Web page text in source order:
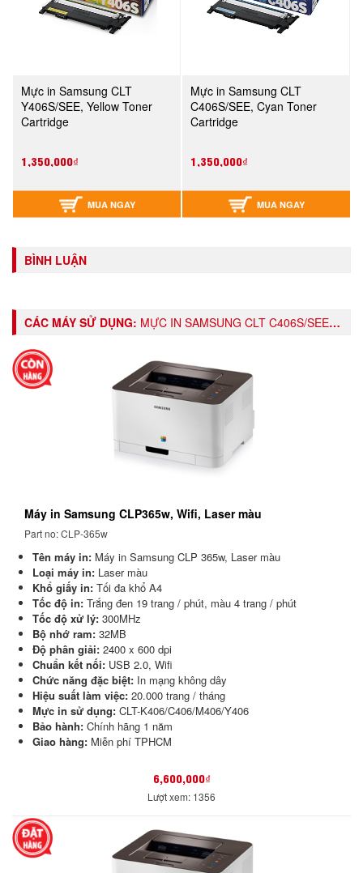
Mực in Samsung CLT
Y406S/SEE, Yellow Toner
Cartridge
1,350,000₫
MUA NGAY
Mực in Samsung CLT
C406S/SEE, Cyan Toner
Cartridge
1,350,000₫
MUA NGAY
BÌNH LUẬN
CÁC MÁY SỬ DỤNG: MỰC IN SAMSUNG CLT C406S/SEE, CYAN TONER CARTRIDGE
Máy in Samsung CLP365w, Wifi, Laser màu
Part no: CLP-365w
Tên máy in: Máy in Samsung CLP 365w, Laser màu
Loại máy in: Laser màu
Khổ giấy in: Tối đa khổ A4
Tốc độ in: Trắng đen 19 trang / phút, màu 4 trang / phút
Tốc độ xử lý: 300MHz
Bộ nhớ ram: 32MB
Độ phân giải: 2400 x 600 dpi
Chuẩn kết nối: USB 2.0, Wifi
Chức năng đặc biệt: In mạng không dây
Hiệu suất làm việc: 20.000 trang / tháng
Mực in sử dụng: CLT-K406/C406/M406/Y406
Bảo hành: Chính hãng 1 năm
Giao hàng: Miễn phí TPHCM
6,600,000₫
Lượt xem: 1356